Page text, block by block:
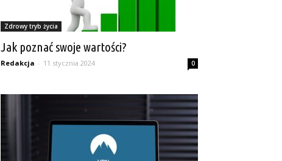
Zdrowy tryb życia
Jak poznać swoje wartości?
Redakcja - 11 stycznia 2024 0